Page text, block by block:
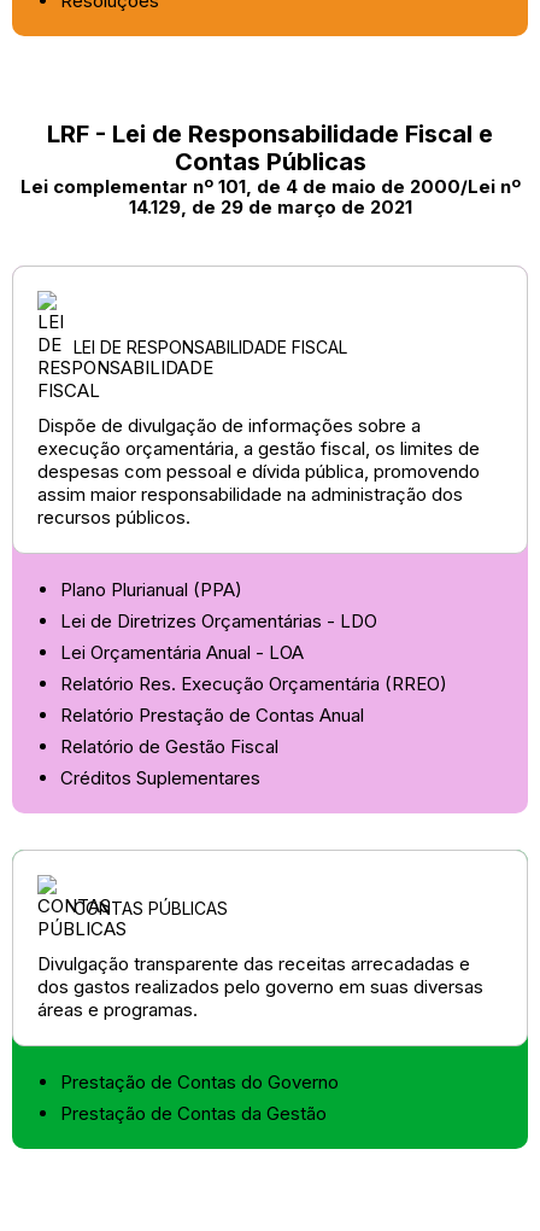
LRF - Lei de Responsabilidade Fiscal e
Contas Públicas
Lei complementar nº 101, de 4 de maio de 2000/Lei nº
14.129, de 29 de março de 2021
LEI DE RESPONSABILIDADE FISCAL
Dispõe de divulgação de informações sobre a
execução orçamentária, a gestão fiscal, os limites de
despesas com pessoal e dívida pública, promovendo
assim maior responsabilidade na administração dos
recursos públicos.
Plano Plurianual (PPA)
Lei de Diretrizes Orçamentárias - LDO
Lei Orçamentária Anual - LOA
Relatório Res. Execução Orçamentária (RREO)
Relatório Prestação de Contas Anual
Relatório de Gestão Fiscal
Créditos Suplementares
CONTAS PÚBLICAS
Divulgação transparente das receitas arrecadadas e
dos gastos realizados pelo governo em suas diversas
áreas e programas.
Prestação de Contas do Governo
Prestação de Contas da Gestão